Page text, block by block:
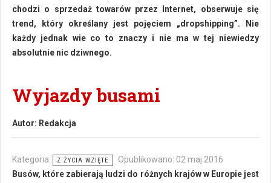
chodzi o sprzedaż towarów przez Internet, obserwuje się
trend, który określany jest pojęciem „dropshipping”. Nie
każdy jednak wie co to znaczy i nie ma w tej niewiedzy
absolutnie nic dziwnego.
Wyjazdy busami
Autor: Redakcja
Kategoria: Z ŻYCIA WZIĘTE
Opublikowano: 02 maj 2016
Busów, które zabierają ludzi do różnych krajów w Europie jest